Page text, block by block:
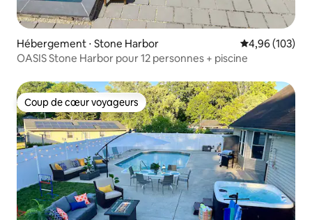
Hébergement ⋅ Stone Harbor Évaluation
4,96 (103)
OASIS Stone Harbor pour 12 personnes + piscine
Coup de cœur voyageurs
Coup de cœur voyageurs